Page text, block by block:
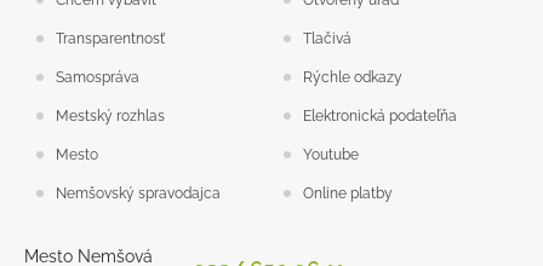
Transparentnosť Tlačivá
Samospráva Rýchle odkazy
Mestský rozhlas Elektronická podateľňa
Mesto Youtube
Nemšovský spravodajca Online platby
Mesto Nemšová